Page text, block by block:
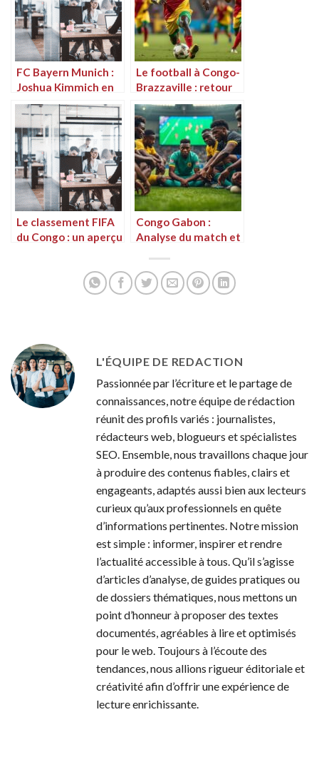
FC Bayern Munich :
Joshua Kimmich en
état de choc – « Je
n’ai jamais rien vu de
tel ! » Actualités et
rumeurs
Le football à Congo-
Brazzaville : retour
sur les derniers
matchs
Le classement FIFA
du Congo : un aperçu
Congo Gabon :
Analyse du match et
L'ÉQUIPE DE REDACTION
Passionnée par l’écriture et le partage de
connaissances, notre équipe de rédaction
réunit des profils variés : journalistes,
rédacteurs web, blogueurs et spécialistes
SEO. Ensemble, nous travaillons chaque jour
à produire des contenus fiables, clairs et
engageants, adaptés aussi bien aux lecteurs
curieux qu’aux professionnels en quête
d’informations pertinentes. Notre mission
est simple : informer, inspirer et rendre
l’actualité accessible à tous. Qu’il s’agisse
d’articles d’analyse, de guides pratiques ou
de dossiers thématiques, nous mettons un
point d’honneur à proposer des textes
documentés, agréables à lire et optimisés
pour le web. Toujours à l’écoute des
tendances, nous allions rigueur éditoriale et
créativité afin d’offrir une expérience de
lecture enrichissante.